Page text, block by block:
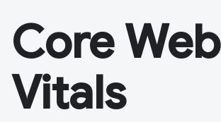
Core Web
Vitals